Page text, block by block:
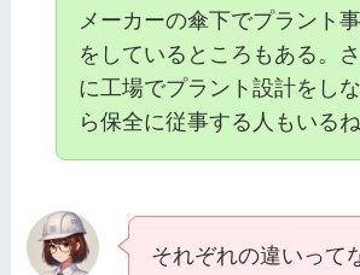
メーカーの傘下でプラント
をしているところもある。
に工場でプラント設計をし
ら保全に従事する人もいるね
それぞれの違いって